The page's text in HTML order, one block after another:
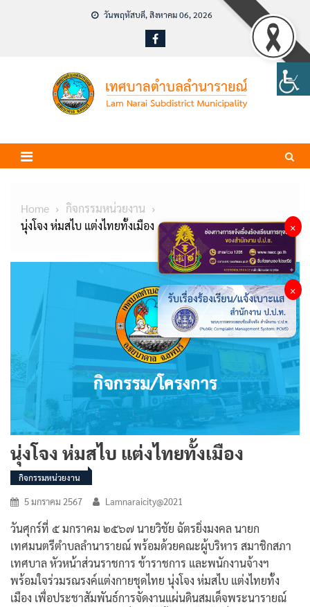
วันพฤหัสบดี, สิงหาคม 06, 2026
Home
กิจกรรมหน่วยงาน
นุ่งโจง ห่มสไบ แต่งไทยทั้งเมือง
นุ่งโจง ห่มสไบ แต่งไทยทั้งเมือง
กิจกรรมหน่วยงาน
5 มกราคม 2567 Lamnaraicity@2021
วันศุกร์ที่ ๕ มกราคม ๒๕๖๗ นายวิชัย ฉัตรยิ่งมงคล นายก
เทศมนตรีตำบลลำนารายณ์ พร้อมด้วยคณะผู้บริหาร สมาชิกสภา
เทศบาล หัวหน้าส่วนราชการ ข้าราชการ และพนักงานจ้างฯ
พร้อมใจร่วมรณรงค์แต่งกายชุดไทย นุ่งโจง ห่มสไบ แต่งไทยทั้ง
เมือง เพื่อประชาสัมพันธ์การจัดงานแผ่นดินสมเด็จพระนารายณ์
×
×